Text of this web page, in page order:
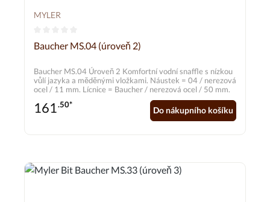
MYLER
Průměrné hodnocení 0 z 5 hvězd
Baucher MS.04 (úroveň 2)
Baucher MS.04 Úroveň 2 Komfortní vodní snaffle s nízkou
vůlí jazyka a měděnými vložkami. Náustek = 04 / nerezová
ocel / 11 mm. Lícnice = Baucher / nerezová ocel / 50 mm.
161.50*
Do nákupního košíku